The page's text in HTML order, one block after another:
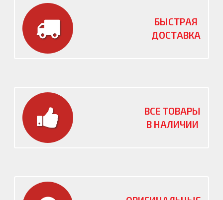
БЫСТРАЯ
ДОСТАВКА
ВСЕ ТОВАРЫ
В НАЛИЧИИ